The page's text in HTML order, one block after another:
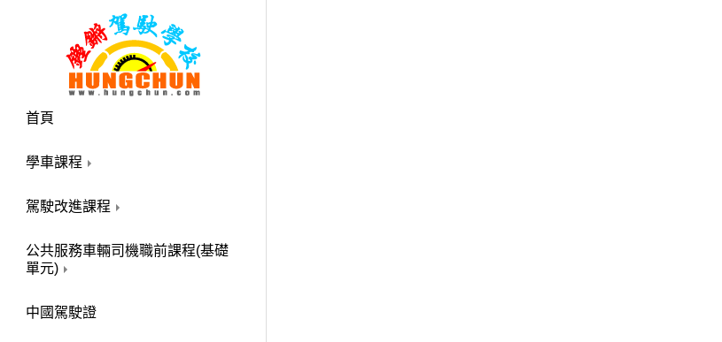
首頁
學車課程
駕駛改進課程
公共服務車輛司機職前課程(基礎
單元)
中國駕駛證